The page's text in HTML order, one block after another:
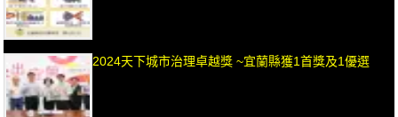
2024天下城市治理卓越獎 ~宜蘭縣獲1首獎及1優選